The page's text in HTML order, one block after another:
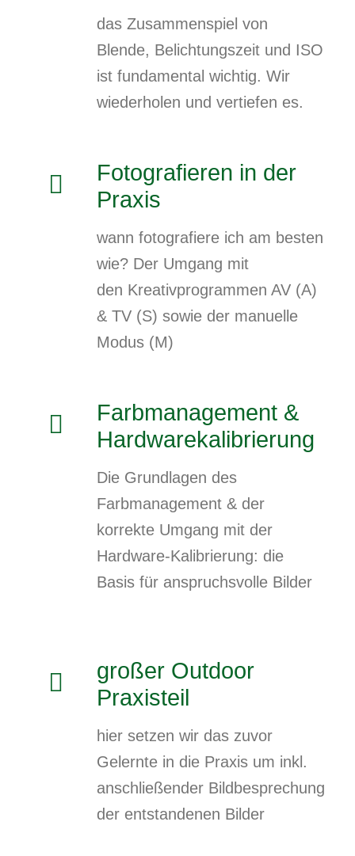
das Zusammenspiel von
Blende, Belichtungszeit und ISO
ist fundamental wichtig. Wir
wiederholen und vertiefen es.
Fotografieren in der
Praxis
wann fotografiere ich am besten
wie? Der Umgang mit
den Kreativprogrammen AV (A)
& TV (S) sowie der manuelle
Modus (M)
Farbmanagement &
Hardwarekalibrierung
Die Grundlagen des
Farbmanagement & der
korrekte Umgang mit der
Hardware-Kalibrierung: die
Basis für anspruchsvolle Bilder
großer Outdoor
Praxisteil
hier setzen wir das zuvor
Gelernte in die Praxis um inkl.
anschließender Bildbesprechung
der entstandenen Bilder